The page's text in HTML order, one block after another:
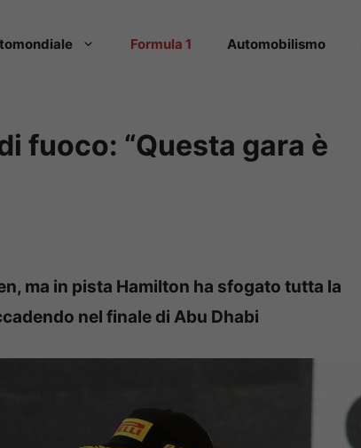
Formula 1 Automobilismo
fuoco: “Questa gara è
ma in pista Hamilton ha sfogato tutta la
nel finale di Abu Dhabi